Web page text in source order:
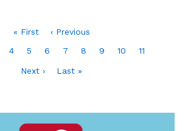
Primera
« First
Página
‹ Previous
Page
4
Página
5 Page
6 Page
7 Page
8 Page
9 Page
10 Page
11
Siguiente
Next ›
Última
Last »